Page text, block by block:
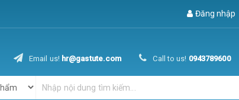
Đăng nhập
Email us! hr@gastute.com Call to us! 0943789600